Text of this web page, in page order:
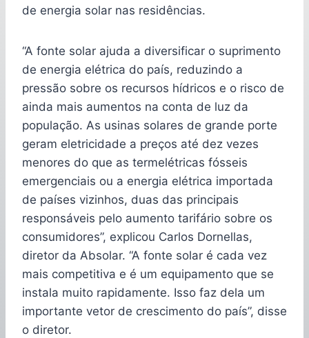
de energia solar nas residências.
“A fonte solar ajuda a diversificar o suprimento
de energia elétrica do país, reduzindo a
pressão sobre os recursos hídricos e o risco de
ainda mais aumentos na conta de luz da
população. As usinas solares de grande porte
geram eletricidade a preços até dez vezes
menores do que as termelétricas fósseis
emergenciais ou a energia elétrica importada
de países vizinhos, duas das principais
responsáveis pelo aumento tarifário sobre os
consumidores”, explicou Carlos Dornellas,
diretor da Absolar. “A fonte solar é cada vez
mais competitiva e é um equipamento que se
instala muito rapidamente. Isso faz dela um
importante vetor de crescimento do país”, disse
o diretor.